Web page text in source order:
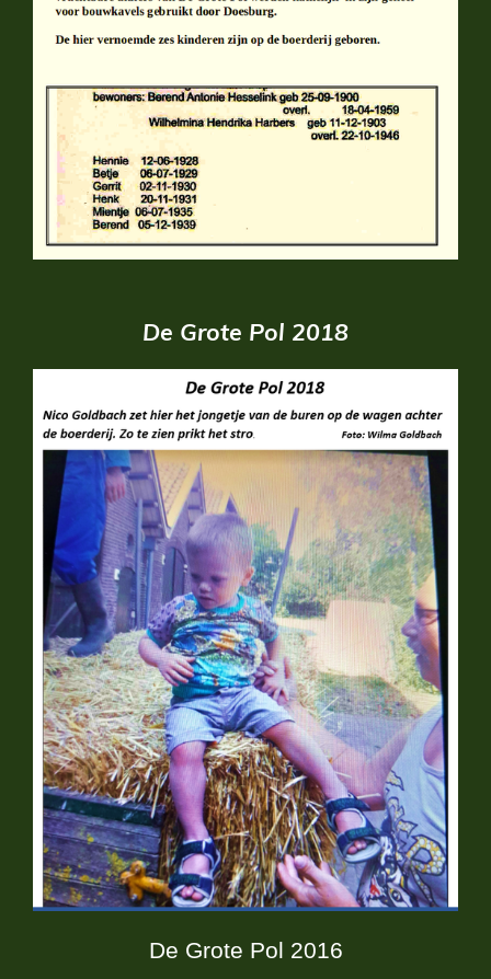
De Grote Pol 2018
De Grote Pol 2016